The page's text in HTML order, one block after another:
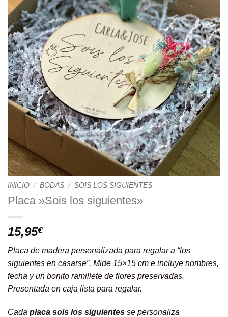
INICIO / BODAS / SOIS LOS SIGUIENTES
Placa »Sois los siguientes»
15,95€
Placa de madera personalizada para regalar a “los
siguientes en casarse”. Mide 15×15 cm e incluye nombres,
fecha y un bonito ramillete de flores preservadas.
Presentada en caja lista para regalar.
Cada placa sois los siguientes se personaliza